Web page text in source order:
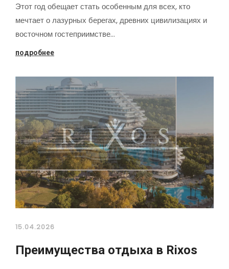
Этот год обещает стать особенным для всех, кто
мечтает о лазурных берегах, древних цивилизациях и
восточном гостеприимстве…
подробнее
15.04.2026
Преимущества отдыха в Rixos